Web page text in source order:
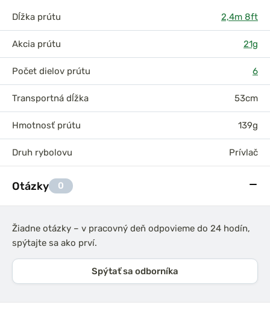
Dĺžka prútu 2,4m 8ft
Akcia prútu 21g
Počet dielov prútu 6
Transportná dĺžka 53cm
Hmotnosť prútu 139g
Druh rybolovu Prívlač
Otázky 0
Žiadne otázky – v pracovný deň odpovieme do 24 hodín,
spýtajte sa ako prví.
Spýtať sa odborníka